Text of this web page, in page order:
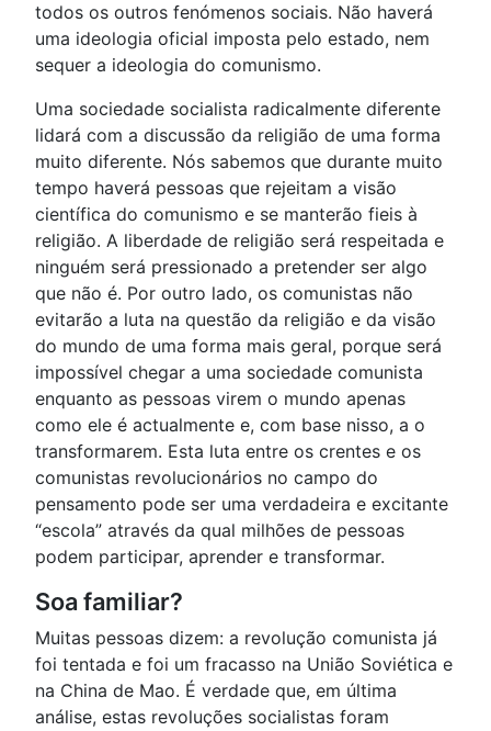
todos os outros fenómenos sociais. Não haverá
uma ideologia oficial imposta pelo estado, nem
sequer a ideologia do comunismo.
Uma sociedade socialista radicalmente diferente
lidará com a discussão da religião de uma forma
muito diferente. Nós sabemos que durante muito
tempo haverá pessoas que rejeitam a visão
científica do comunismo e se manterão fieis à
religião. A liberdade de religião será respeitada e
ninguém será pressionado a pretender ser algo
que não é. Por outro lado, os comunistas não
evitarão a luta na questão da religião e da visão
do mundo de uma forma mais geral, porque será
impossível chegar a uma sociedade comunista
enquanto as pessoas virem o mundo apenas
como ele é actualmente e, com base nisso, a o
transformarem. Esta luta entre os crentes e os
comunistas revolucionários no campo do
pensamento pode ser uma verdadeira e excitante
“escola” através da qual milhões de pessoas
podem participar, aprender e transformar.
Soa familiar?
Muitas pessoas dizem: a revolução comunista já
foi tentada e foi um fracasso na União Soviética e
na China de Mao. É verdade que, em última
análise, estas revoluções socialistas foram